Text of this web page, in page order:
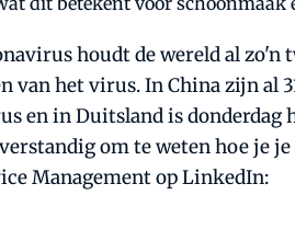
houdt de wereld al
van het virus. In China zijn al
en in Duitsland is
om te weten hoe je
Management op LinkedIn: